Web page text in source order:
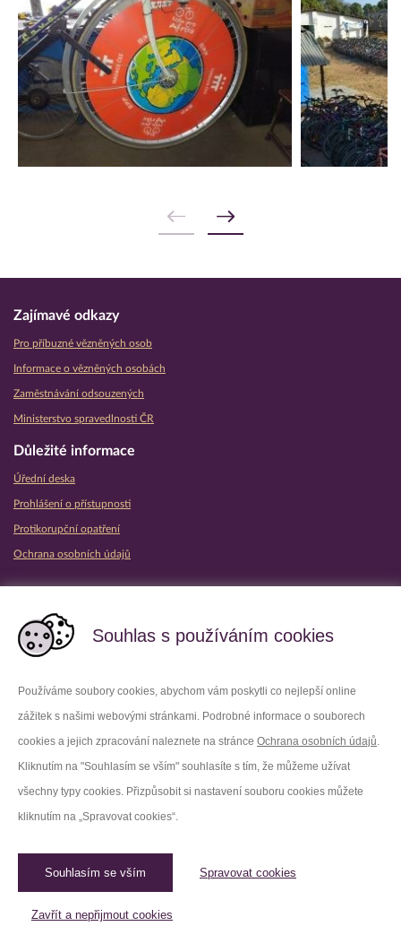
Souhlas s používáním cookies
Používáme soubory cookies, abychom vám poskytli co nejlepší online
zážitek s našimi webovými stránkami. Podrobné informace o souborech
cookies a jejich zpracování naleznete na stránce Ochrana osobních údajů.
Kliknutím na "Souhlasím se vším" souhlasíte s tím, že můžeme užívat
všechny typy cookies. Přizpůsobit si nastavení souboru cookies můžete
kliknutím na „Spravovat cookies“.
Souhlasím se vším Spravovat cookies
Zavřít a nepřijmout cookies
Zajímavé odkazy
Pro příbuzné vězněných osob
Informace o vězněných osobách
Zaměstnávání odsouzených
Ministerstvo spravedlnosti ČR
Důležité informace
Úřední deska
Prohlášení o přístupnosti
Protikorupční opatření
Ochrana osobních údajů
Facebook Youtube
LinkedIn
Spravovat cookies